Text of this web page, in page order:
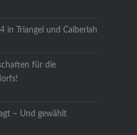
in Triangel und Calberlah
für die
– Und gewählt